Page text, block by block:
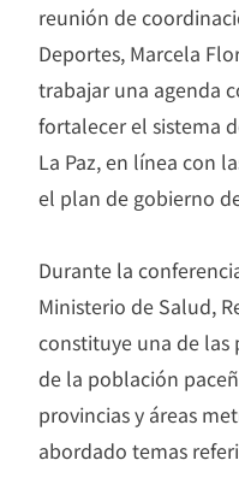
reunión de
Deportes, Marcela
trabajar una agenda
fortalecer el sistema
La Paz, en línea con
el plan de gobierno
Durante la
Ministerio de Salud,
constituye una de las
de la población
provincias y áreas
abordado temas